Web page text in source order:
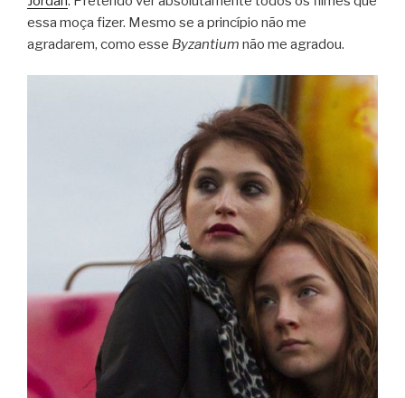
essa moça fizer. Mesmo se a princípio não me
agradarem, como esse Byzantium não me agradou.